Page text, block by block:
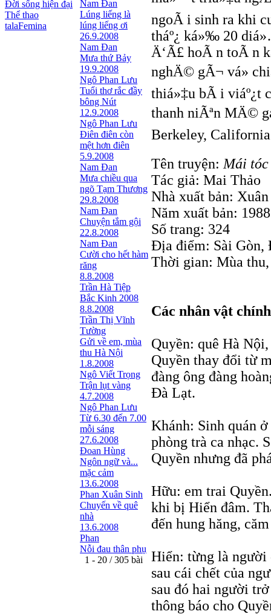
Đời sống hiện đại
Thể thao
talaFemina
Nam Đan
Lúng liếng là
lúng liếng ơi
26.9.2008
Nam Đan
Mưa thứ Bảy
19.9.2008
Ngô Phan Lưu
Tuổi thơ rắc đầy
bông Nút
12.9.2008
Ngô Phan Lưu
Điên điên còn
mệt hơn điên
5.9.2008
Nam Đan
Mưa chiều qua
ngõ Tạm Thương
29.8.2008
Nam Đan
Chuyện tắm gội
22.8.2008
Nam Đan
Cười cho hết hàm
răng
8.8.2008
Trần Hà Tiệp
Bắc Kinh 2008
8.8.2008
Trần Thị Vĩnh
Tường
Gửi về em, mùa
thu Hà Nội
1.8.2008
Ngô Viết Trọng
Trận lụt vàng
4.7.2008
Ngô Phan Lưu
Từ 6.30 đến 7.00
mỗi sáng
27.6.2008
Đoan Hùng
Ngôn ngữ và...
mặc cảm
13.6.2008
Phan Xuân Sinh
Chuyến về quê
nhà
13.6.2008
Phan
Nỗi đau thân phụ
1 - 20 / 305 bài
ngoÃ i sinh ra khi
tháº¿ ká»‰ 20
Ä‘Ã£ hoÃ n toÃ n
nghÄ© gÃ¬ vá»
thiá»‡u bÃ i
thanh niÃªn MÄ©
Berkeley,
Tên truyện: Mái
Tác giả: Mai Thảo
Nhà xuất bản:
Năm xuất bản: 1988
Số trang: 324
Địa điểm: Sài Gòn,
Thời gian: Mùa thu,
Các nhân vật chính
Quyền: quê Hà
Quyền thay đổi từ
đàng ông đàng
Đà Lạt.
Khánh: Sinh quán
phòng trà ca nhạc.
Quyền nhưng đã
Hữu: em trai
khi bị Hiển đâm.
đến hung hăng,
Hiển: từng là người
sau cái chết của
sau đó hai người
thông báo cho